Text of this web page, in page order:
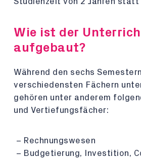
Wie ist der
aufgebaut?
Während den sechs
verschiedensten Fächern
gehören unter anderem
und Vertiefungsfächer:
Rechnungswesen
Budgetierung, Investition,